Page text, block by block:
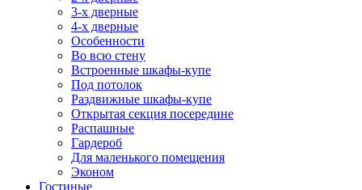
3-х дверные
4-х дверные
Особенности
Во всю стену
Встроенные шкафы-купе
Под потолок
Раздвижные шкафы-купе
Открытая секция посередине
Распашные
Гардероб
Для маленького помещения
Эконом
Гостиные